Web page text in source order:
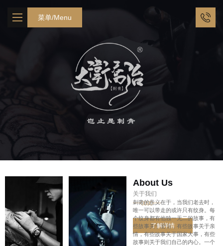
菜单/Menu
Tattoo FAQ
About Us
关于我们
刺青的意义在于，当我们老去时，
唯一可以带走的或许只有纹身。每
个纹身都有他独一无二的故事，有
些故事关于爱情，有些故事关于亲
情，有些故事关于国家大事，有些
故事则关于我们自己的内心。一个
了解详情